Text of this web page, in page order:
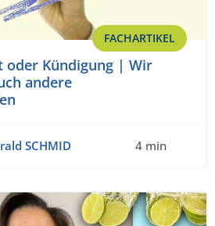
FACHARTIKEL
oder Kündigung | Wir
andere
SCHMID 4 min